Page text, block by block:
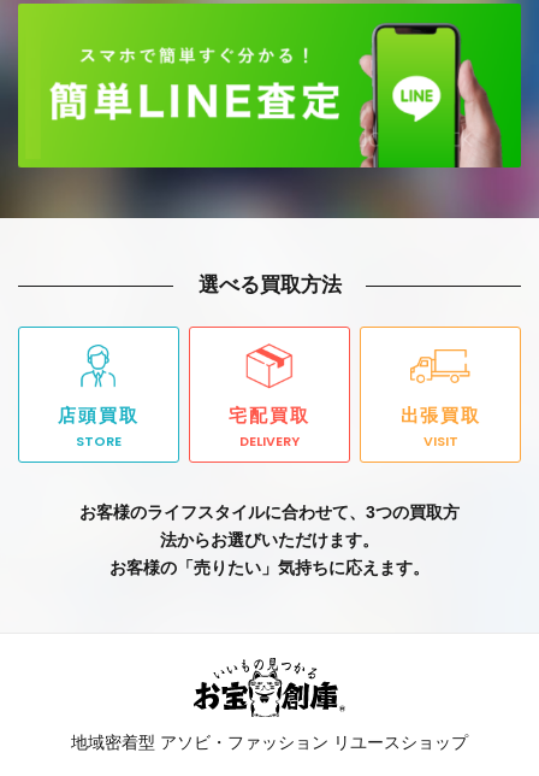
選べる買取方法
店頭買取
STORE
宅配買取
DELIVERY
出張買取
VISIT
お客様のライフスタイルに合わせて、3つの買取方
法からお選びいただけます。
お客様の「売りたい」気持ちに応えます。
地域密着型 アソビ・ファッション リユースショップ